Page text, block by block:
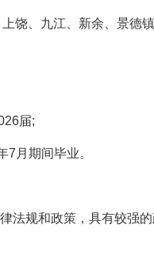
、九江、新余、景德镇
届;
月期间毕业。
规和政策，具有较强的